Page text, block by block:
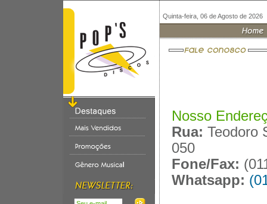
Quinta-feira, 06 de Agosto de 2026
Nosso
Rua: Teodoro
050
Fone/Fax:
Whatsapp: